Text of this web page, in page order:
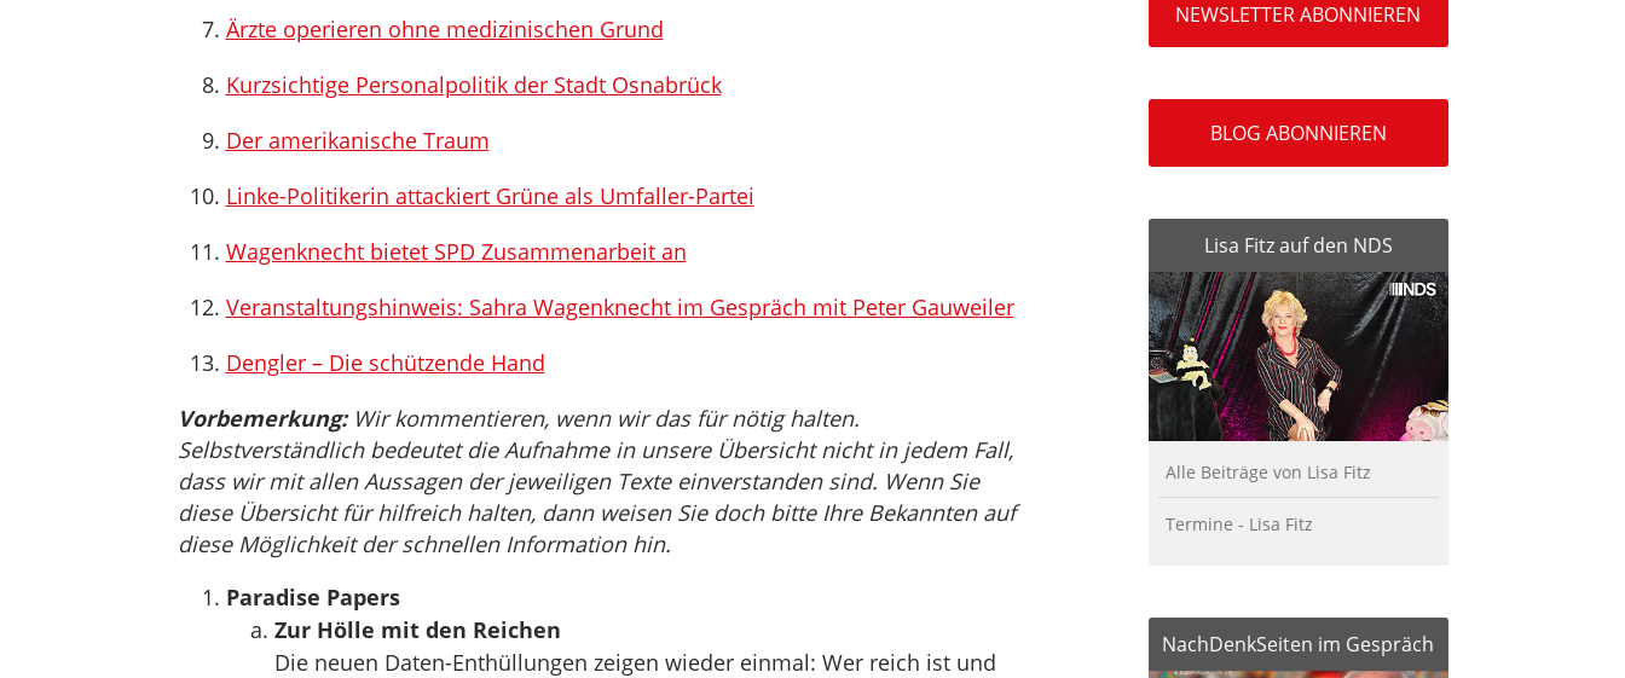
Ärzte operieren ohne medizinischen Grund
Kurzsichtige Personalpolitik der Stadt Osnabrück
Der amerikanische Traum
Linke-Politikerin attackiert Grüne als Umfaller-Partei
Wagenknecht bietet SPD Zusammenarbeit an
Veranstaltungshinweis: Sahra Wagenknecht im Gespräch mit Peter Gauweiler
Dengler – Die schützende Hand
Vorbemerkung:Wir kommentieren, wenn wir das für nötig halten.
Selbstverständlich bedeutet die Aufnahme in unsere Übersicht nicht in jedem Fall,
dass wir mit allen Aussagen der jeweiligen Texte einverstanden sind. Wenn Sie
diese Übersicht für hilfreich halten, dann weisen Sie doch bitte Ihre Bekannten auf
diese Möglichkeit der schnellen Information hin.
Paradise Papers
Zur Hölle mit den Reichen
Die neuen Daten-Enthüllungen zeigen wieder einmal: Wer reich ist und
NEWSLETTER ABONNIEREN
BLOG ABONNIEREN
Lisa Fitz auf den NDS
Alle Beiträge von Lisa Fitz
Termine - Lisa Fitz
NachDenkSeiten im Gespräch